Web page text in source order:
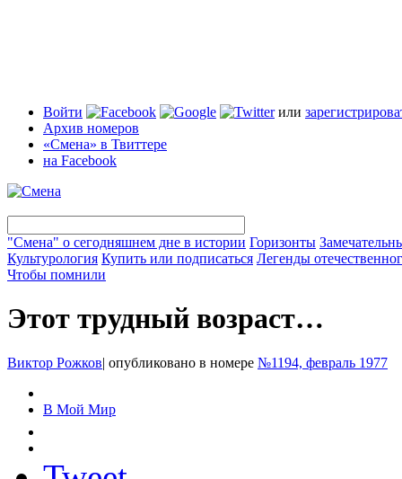
Войти или
Архив номеров
«Смена» в Твиттере
на Facebook
"Смена" о сегодняшнем дне в истории Горизонты
Культурология Купить или подписаться Легенды
Чтобы помнили
Этот трудный возраст…
Виктор Рожков| опубликовано в номере №1194, февраль 1977
В Мой Мир